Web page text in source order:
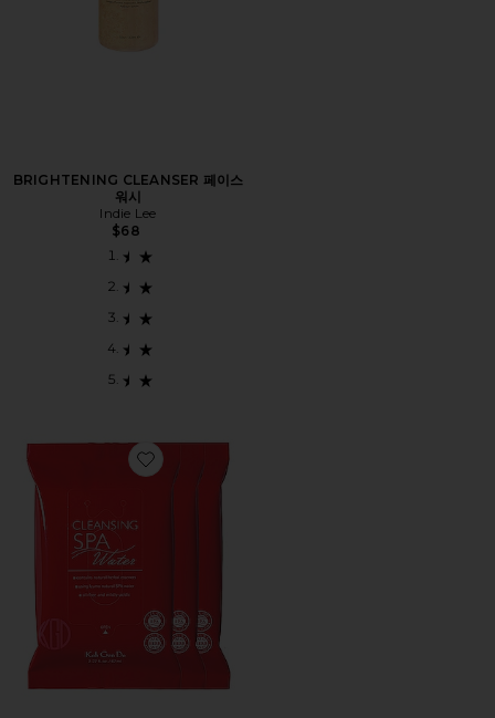
BRIGHTENING CLEANSER 페이스
워시
Indie Lee
$68
Favorite CLEANSING WATER 페이스 클로스